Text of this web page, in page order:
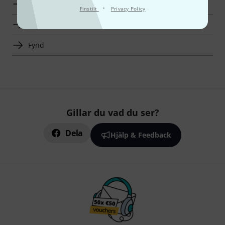
Finstilt · Privacy Policy
Fynd
Gillar du vad du ser?
Dela Hjälp & Feedback